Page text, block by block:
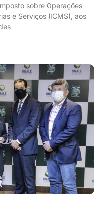
sobre Operações
e Serviços (ICMS), aos